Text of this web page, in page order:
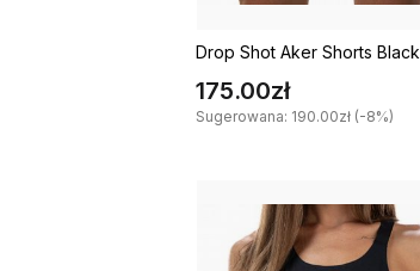
Drop Shot Aker Shorts Black
175.00zł
Sugerowana: 190.00zł (-8%)